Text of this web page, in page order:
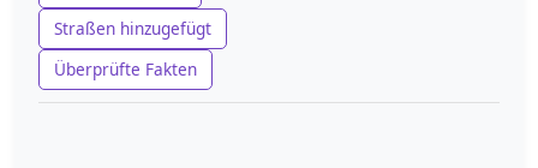
Straßen hinzugefügt
Überprüfte Fakten